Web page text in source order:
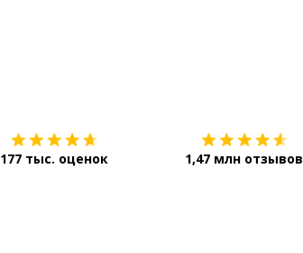
177 тыс. оценок 1,47 млн отзывов